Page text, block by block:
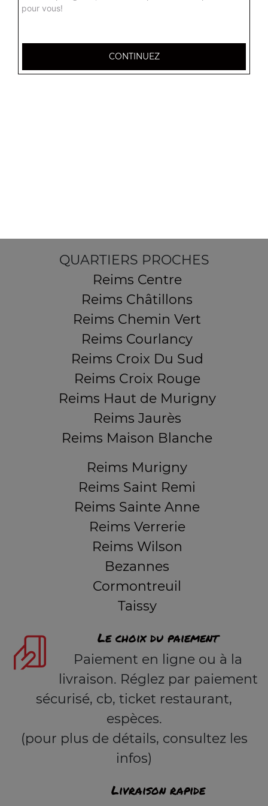
QUARTIERS PROCHES
Reims Centre
Reims Châtillons
Reims Chemin Vert
Reims Courlancy
Reims Croix Du Sud
Reims Croix Rouge
Reims Haut de Murigny
Reims Jaurès
Reims Maison Blanche
Reims Murigny
Reims Saint Remi
Reims Sainte Anne
Reims Verrerie
Reims Wilson
Bezannes
Cormontreuil
Taissy
Le choix du paiement
Paiement en ligne ou à la
livraison. Réglez par paiement
sécurisé, cb, ticket restaurant,
espèces.
(pour plus de détails, consultez les
infos)
Livraison rapide
pour vous!
CONTINUEZ